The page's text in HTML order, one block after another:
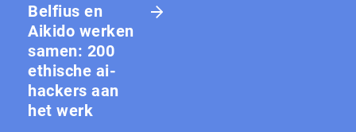
Belfius en
Aikido werken
samen: 200
ethische ai-
hackers aan
het werk